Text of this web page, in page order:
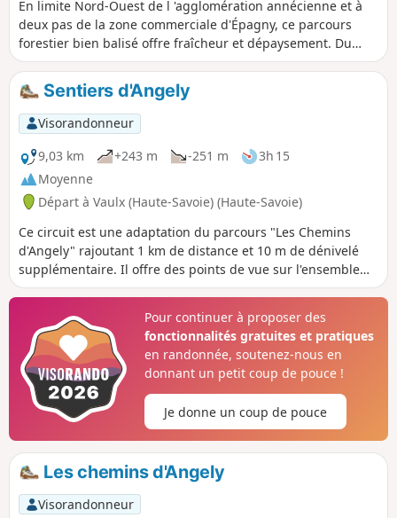
En limite Nord-Ouest de l 'agglomération annécienne et à
deux pas de la zone commerciale d'Épagny, ce parcours
forestier bien balisé offre fraîcheur et dépaysement. Du
sommet, on peut découvrir un magnifique panorama sur le
lac, les montagnes et la vallée du Fier dans son parcours
campagnard.
Sentiers d'Angely
Visorandonneur
9,03 km
+243 m -251 m
3h 15
Moyenne
Départ à Vaulx (Haute-Savoie) (Haute-Savoie)
Ce circuit est une adaptation du parcours "Les Chemins
d'Angely" rajoutant 1 km de distance et 10 m de dénivelé
supplémentaire. Il offre des points de vue sur l'ensemble
des massifs environnants : Bornes, Aravis, Bauges, Jura,
clair, le Mont Blanc veille sur toute votre trace.
Pour continuer à proposer des
fonctionnalités gratuites et pratiques
en randonnée, soutenez-nous en
donnant un petit coup de pouce !
Je donne un coup de pouce
Les chemins d'Angely
Visorandonneur